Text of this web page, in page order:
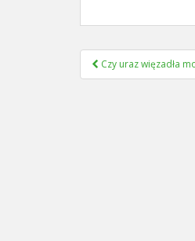
Nawigacja
wpisu
Czy uraz więzadła